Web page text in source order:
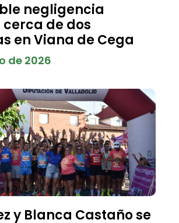
negligencia
de dos
en Viana de Cega
de 2026
y Blanca Castaño se